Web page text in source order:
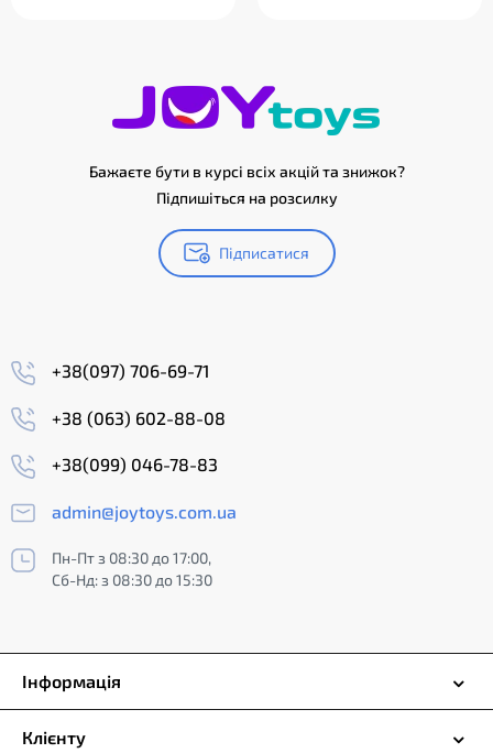
Бажаєте бути в курсі всіх акцій та знижок?
Підпишіться на розсилку
Підписатися
+38(097) 706-69-71
+38 (063) 602-88-08
+38(099) 046-78-83
admin@joytoys.com.ua
Пн-Пт з 08:30 до 17:00,
Сб-Нд: з 08:30 до 15:30
Інформація
Клієнту